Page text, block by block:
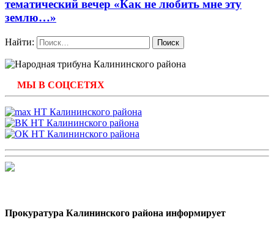
тематический вечер «Как не любить мне эту
землю…»
Найти:
МЫ В СОЦСЕТЯХ
Прокуратура Калининского района информирует